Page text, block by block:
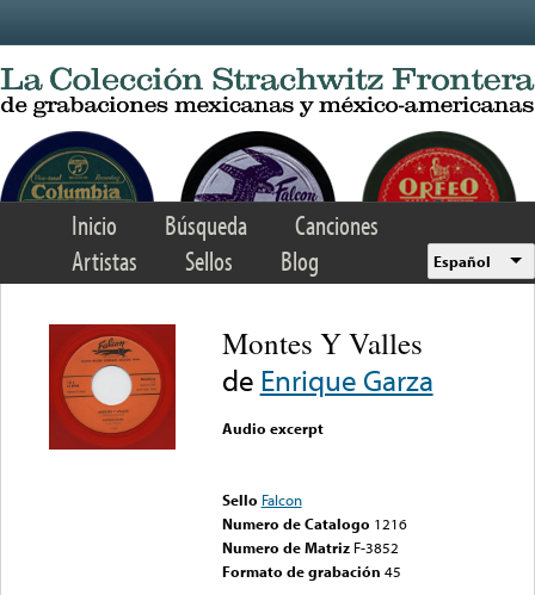
Inicio Búsqueda
Canciones
Artistas
Sellos Blog Español
Montes Y Valles
de Enrique Garza
Audio excerpt
Sello Falcon
Numero de Catalogo 1216
Numero de Matriz F-3852
Formato de grabación 45